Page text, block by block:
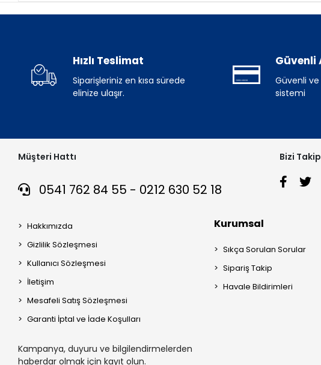
Hızlı Teslimat
Siparişleriniz en kısa sürede
elinize ulaşır.
Güvenli
Güvenli
sistemi
Müşteri Hattı
0541 762 84 55 - 0212 630 52 18
Bizi
Hakkımızda
Gizlilik Sözleşmesi
Kullanıcı Sözleşmesi
İletişim
Mesafeli Satış Sözleşmesi
Garanti İptal ve İade Koşulları
Kampanya, duyuru ve bilgilendirmelerden
haberdar olmak için kayıt olun.
Kurumsal
Sıkça Sorulan Sorular
Sipariş Takip
Havale Bildirimleri